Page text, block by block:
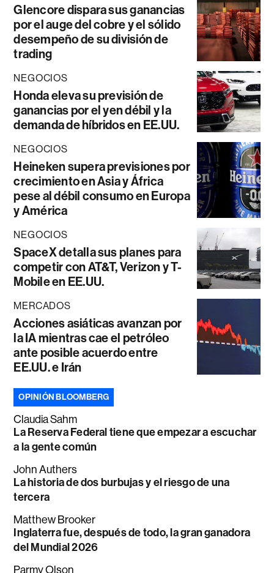
Glencore dispara sus ganancias
por el auge del cobre y el sólido
desempeño de su división de
trading
NEGOCIOS
Honda eleva su previsión de
ganancias por el yen débil y la
demanda de híbridos en EE.UU.
NEGOCIOS
Heineken supera previsiones por
crecimiento en Asia y África
pese al débil consumo en Europa
y América
NEGOCIOS
SpaceX detalla sus planes para
competir con AT&T, Verizon y T-
Mobile en EE.UU.
MERCADOS
Acciones asiáticas avanzan por
la IA mientras cae el petróleo
ante posible acuerdo entre
EE.UU. e Irán
OPINIÓN BLOOMBERG
Claudia Sahm
La Reserva Federal tiene que empezar a escuchar
a la gente común
John Authers
La historia de dos burbujas y el riesgo de una
tercera
Matthew Brooker
Inglaterra fue, después de todo, la gran ganadora
del Mundial 2026
Parmy Olson